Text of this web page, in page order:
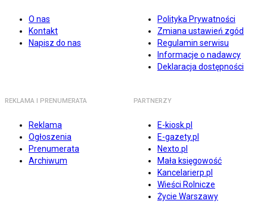
O nas
Kontakt
Napisz do nas
Polityka Prywatności
Zmiana ustawień zgód
Regulamin serwisu
Informacje o nadawcy
Deklaracja dostępności
REKLAMA I PRENUMERATA
Reklama
Ogłoszenia
Prenumerata
Archiwum
PARTNERZY
E-kiosk.pl
E-gazety.pl
Nexto.pl
Mała księgowość
Kancelarierp.pl
Wieści Rolnicze
Życie Warszawy